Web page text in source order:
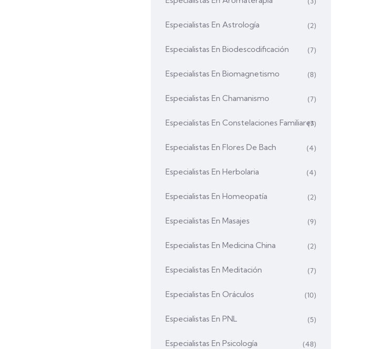
Especialistas En Astrología (2)
Especialistas En Biodescodificación (7)
Especialistas En Biomagnetismo (8)
Especialistas En Chamanismo (7)
Especialistas En Constelaciones Familiares
(7)
Especialistas En Flores De Bach (4)
Especialistas En Herbolaria (4)
Especialistas En Homeopatía (2)
Especialistas En Masajes (9)
Especialistas En Medicina China (2)
Especialistas En Meditación (7)
Especialistas En Oráculos (10)
Especialistas En PNL (5)
Especialistas En Psicología (48)